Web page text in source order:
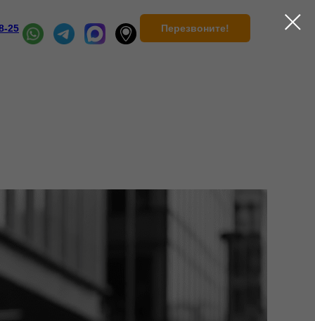
25 Перезвоните!